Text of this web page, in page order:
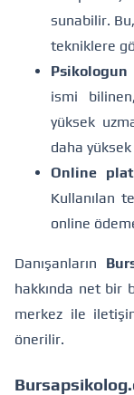
sunabilir.
tekniklere
Psikologun
ismi
yüksek
daha
Online
Kullanılan
online
Danışanların
hakkında net bir
merkez ile
önerilir.